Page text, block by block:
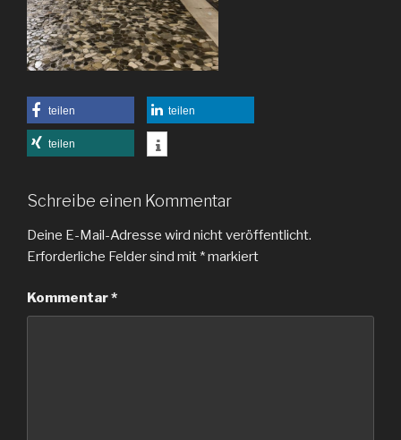
teilen teilen
teilen
Schreibe einen Kommentar
Deine E-Mail-Adresse wird nicht veröffentlicht.
Erforderliche Felder sind mit *markiert
Kommentar*